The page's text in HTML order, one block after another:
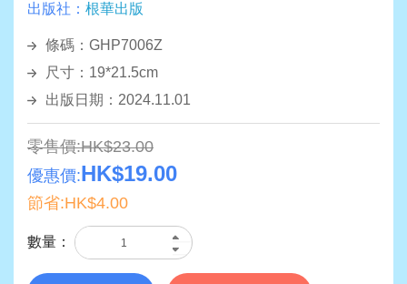
出版社： 根華出版
條碼：GHP7006Z
尺寸：19*21.5cm
出版日期：2024.11.01
零售價:HK$23.00
優惠價:HK$19.00
節省:HK$4.00
數量：